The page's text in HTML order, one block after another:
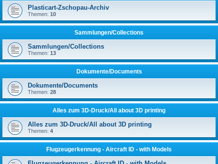
Plasticart-Zschopau-Archiv
Themen: 10
Sammlungen/Collections
Sammlungen/Collections
Themen: 13
Dokumente/Documents
Dokumente/Documents
Themen: 28
Alles zum 3D-Druck/All about 3D printing
Alles zum 3D-Druck/All about 3D printing
Themen: 4
Flugzeugerkennung - Aircraft ID - with Models